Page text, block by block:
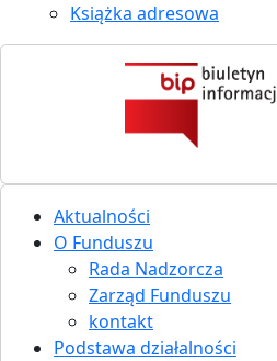
Książka adresowa
Aktualności
O Funduszu
Rada Nadzorcza
Zarząd Funduszu
kontakt
Podstawa działalności